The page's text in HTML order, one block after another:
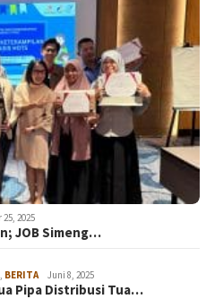
2025
JOB Simeng…
, BERITA Juni 8, 2025
Pipa Distribusi Tua…